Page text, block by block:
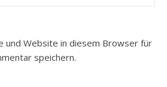
und Website in diesem Browser für
speichern.